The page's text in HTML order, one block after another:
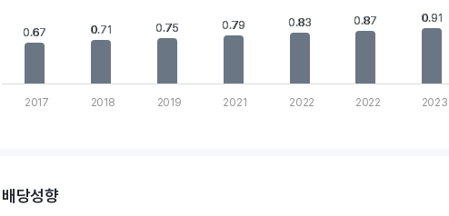
The chart has 1 Y axis displaying values. Data ranges from 0.48 to 0.98.
0.67
0.67 0.71
0.71 0.75
0.75 0.79
0.79 0.83
0.83 0.87
0.87 0.91
0.91
2017 2018 2019 2021 2022 2022 2023
배당성향